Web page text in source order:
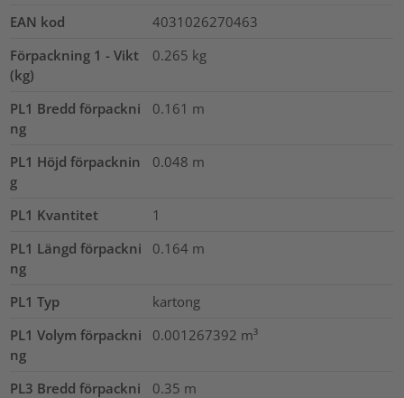
EAN kod
4031026270463
Förpackning 1 - Vikt
(kg)
0.265 kg
PL1 Bredd förpackni
ng
0.161 m
PL1 Höjd förpacknin
g
0.048 m
PL1 Kvantitet
1
PL1 Längd förpackni
ng
0.164 m
PL1 Typ
kartong
PL1 Volym förpackni
ng
0.001267392 m³
PL3 Bredd förpackni 0.35 m